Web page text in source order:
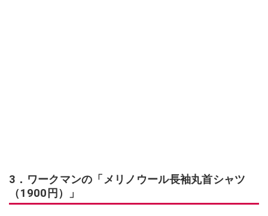
3．ワークマンの「メリノウール長袖丸首シャツ
（1900円）」